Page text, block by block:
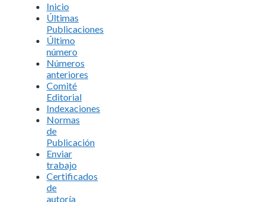
Inicio
Últimas
Publicaciones
Último
número
Números
anteriores
Comité
Editorial
Indexaciones
Normas
de
Publicación
Enviar
trabajo
Certificados
de
autoría